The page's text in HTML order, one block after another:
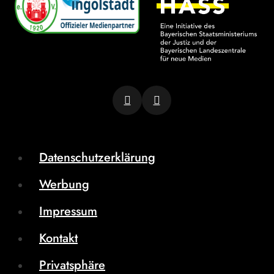
Datenschutzerklärung
Werbung
Impressum
Kontakt
Privatsphäre